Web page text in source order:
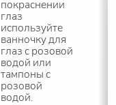
покраснении
глаз
используйте
ванночку для
глаз с розовой
водой или
тампоны с
розовой
водой.